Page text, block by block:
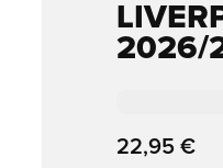
2026/
22,95 €